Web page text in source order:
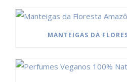
MANTEIGAS DA